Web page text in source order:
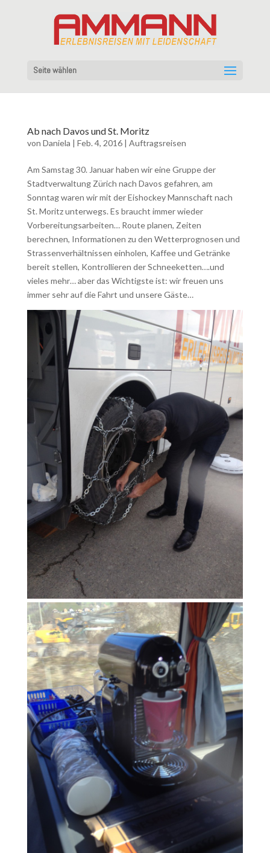
Seite wählen
Ab nach Davos und St. Moritz
von Daniela | Feb. 4, 2016| Auftragsreisen
Am Samstag 30. Januar haben wir eine Gruppe der
Stadtverwaltung Zürich nach Davos gefahren, am
Sonntag waren wir mit der Eishockey Mannschaft nach
St. Moritz unterwegs. Es braucht immer wieder
Vorbereitungsarbeiten… Route planen, Zeiten
berechnen, Informationen zu den Wetterprognosen und
Strassenverhältnissen einholen, Kaffee und Getränke
bereit stellen, Kontrollieren der Schneeketten….und
vieles mehr… aber das Wichtigste ist: wir freuen uns
immer sehr auf die Fahrt und unsere Gäste…